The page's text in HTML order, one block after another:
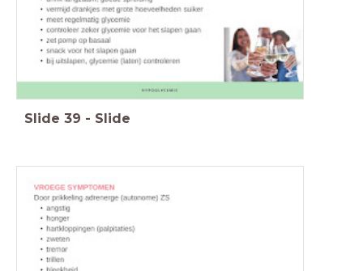
Slide 39 - Slide